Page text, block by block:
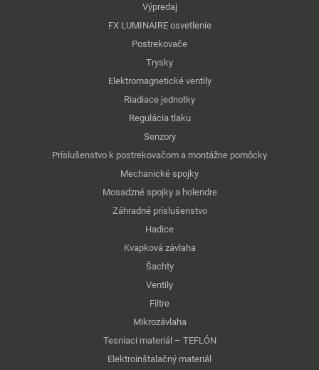
Výpredaj
FX LUMINAIRE osvetlenie
Postrekovače
Trysky
Elektromagnetické ventily
Riadiace jednotky
Regulácia tlaku
Senzory
Príslušenstvo k postrekovačom a montážne pomôcky
Mechanické spojky
Mosadzné spojky a holendre
Záhradné príslušenstvo
Hadice
Kvapková závlaha
Šachty
Ventily
Filtre
Mikrozávlaha
Tesniaci materiál – TEFLÓN
Elektroinštalačný materiál